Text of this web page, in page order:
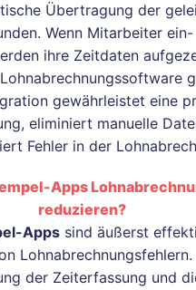
Übertragung der
Wenn Mitarbeiter
ihre Zeitdaten
gewährleistet eine
eliminiert manuelle
Fehler in der
Apps
reduzieren?
Apps sind äußerst
der Zeiterfassung und